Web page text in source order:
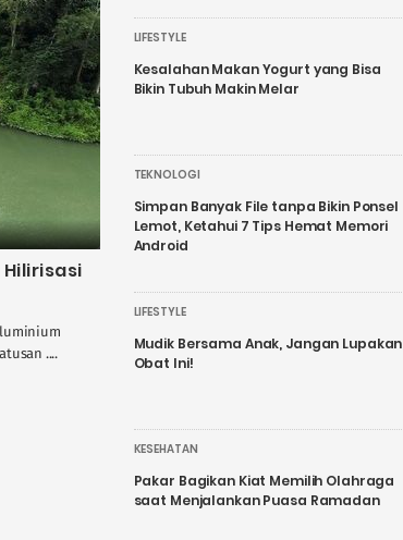
....
LIFESTYLE
Kesalahan Makan Yogurt yang Bisa
Bikin Tubuh Makin Melar
TEKNOLOGI
Simpan Banyak File tanpa Bikin Ponsel
Lemot, Ketahui 7 Tips Hemat Memori
Android
LIFESTYLE
Mudik Bersama Anak, Jangan Lupakan
Obat Ini!
KESEHATAN
Pakar Bagikan Kiat Memilih Olahraga
saat Menjalankan Puasa Ramadan